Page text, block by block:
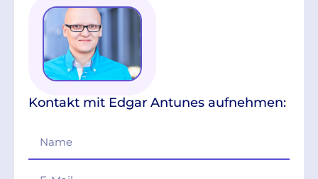
Kontakt mit Edgar Antunes aufnehmen: